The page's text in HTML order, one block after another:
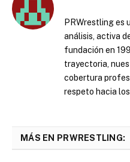
PRWrestling es
análisis, activa
fundación en
trayectoria,
cobertura
respeto hacia
MÁS EN PRWRESTLING: